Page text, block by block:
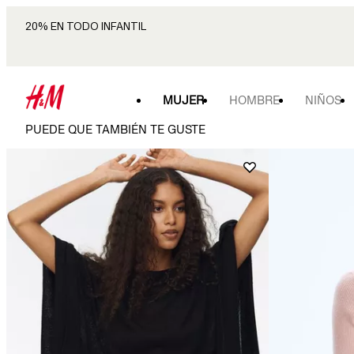
20% EN TODO INFANTIL
MUJER HOMBRE NIÑOS
PUEDE QUE TAMBIÉN TE GUSTE